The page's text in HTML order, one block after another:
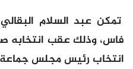
تمكن عبد السلام
فاس، وذلك عقب انتخابه
انتخاب رئيس مجلس